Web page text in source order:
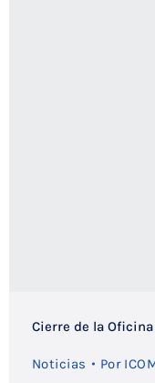
Cierre de la
Noticias Por